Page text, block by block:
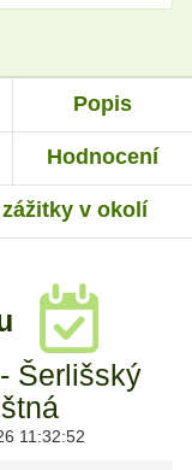
Popis
Hodnocení
v okolí
Šerlišský
11:32:52